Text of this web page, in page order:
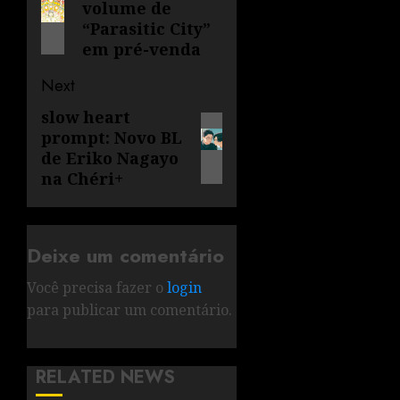
volume de
“Parasitic City”
em pré-venda
Next
slow heart
prompt: Novo BL
de Eriko Nagayo
na Chéri+
Deixe um comentário
Você precisa fazer o login
para publicar um comentário.
RELATED NEWS